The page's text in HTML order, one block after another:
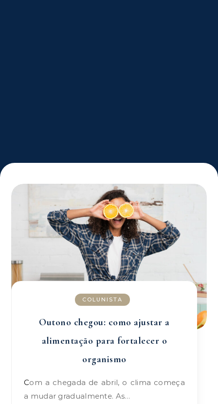
COLUNISTA
Outono chegou: como ajustar a
alimentação para fortalecer o
organismo
Com a chegada de abril, o clima começa
a mudar gradualmente. As…